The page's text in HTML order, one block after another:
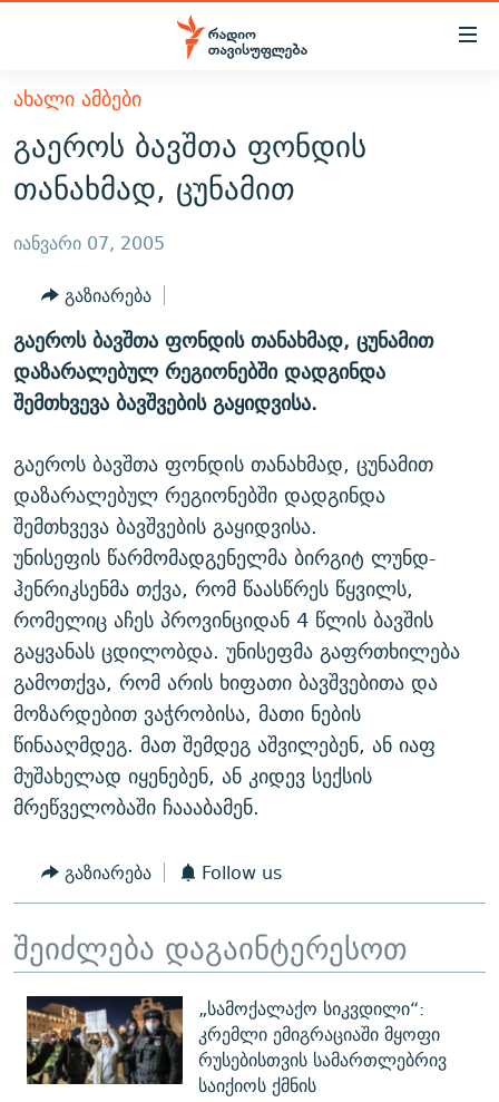
Accessibility
მთავარ
შინაარსზე
დაბრუნება
მთავარ
დაბრუნება
ძიებაზე
დაბრუნება
ᲐᲮᲐᲚᲘ ᲐᲛᲑᲔᲑᲘ
ᲗᲔᲛᲔᲑᲘ
ᲞᲝᲚᲘᲢᲘᲙᲐ
ᲔᲙᲝᲜᲝᲛᲘᲙᲐ
ᲡᲐᲖᲝᲒᲐᲓᲝᲔᲑᲐ
ᲡᲞᲝᲠᲢᲘ
ᲕᲘᲓᲔᲝ
ᲑᲚᲝᲒᲔᲑᲘ
ᲞᲝᲓᲙᲐᲡᲢᲔᲑᲘ
ᲜᲘᲙᲝᲡ ᲞᲝᲓᲙᲐᲡᲢᲘ
60 ᲓᲔᲪᲘᲑᲔᲚᲘ
ᲓᲘᲚᲘᲡ ᲡᲐᲣᲑᲠᲔᲑᲘ
ᲛᲝᲚᲐᲞᲐᲠᲐᲙᲔ ᲢᲔᲥᲡᲢᲔᲑᲘ
ᲨᲘᲜ - ᲣᲪᲮᲝᲔᲗᲨᲘ
ᲚᲘᲢᲔᲠᲐᲢᲣᲠᲣᲚᲘ ᲬᲐᲮᲜᲐᲒᲔᲑᲘ
ᲐᲛᲔᲠᲘᲙᲣᲚᲘ ᲛᲝᲗᲮᲠᲝᲑᲐ
ᲘᲛᲞᲔᲠᲘᲐ ᲓᲐ ᲠᲐᲓᲘᲝ
ᲗᲐᲕᲘᲡᲣᲤᲚᲔᲑᲘᲡ ᲛᲝᲜᲘᲢᲝᲠᲘ
ᲤᲔᲜᲝᲕᲐᲜᲘ - 2.10
ᲗᲥᲕᲔᲜᲘ ᲞᲣᲑᲚᲘᲙᲐᲪᲘᲔᲑᲘ
ᲞᲠᲝᲔᲥᲢᲔᲑᲘ
ᲓᲐᲛᲝᲣᲙᲘᲓᲔᲑᲚᲝᲑᲘᲡ 100 ᲬᲔᲚᲘ
ᲩᲔᲛᲘ ᲡᲘᲙᲕᲓᲘᲚᲘᲡ ᲛᲘᲖᲔᲖᲘᲐ COVID-19
11 ᲬᲔᲚᲘ - 11 ᲐᲛᲑᲐᲕᲘ
ᲡᲐᲞᲐᲠᲚᲐᲛᲔᲜᲢᲝ ᲐᲠᲩᲔᲕᲜᲔᲑᲘᲡ ᲘᲡᲢᲝᲠᲘᲐ
ᲑᲐᲕᲨᲕᲔᲑᲘ ᲞᲠᲝᲡᲢᲘᲢᲣᲪᲘᲐᲨᲘ - ᲐᲛᲝᲣᲗᲥᲛᲔᲚᲘ ᲐᲛᲑᲐᲕᲘ
5 ᲐᲛᲑᲐᲕᲘ - 20 ᲘᲕᲜᲘᲡᲡ ᲓᲐᲨᲐᲕᲔᲑᲣᲚᲔᲑᲘ
ᲐᲒᲕᲘᲡᲢᲝᲡ ᲝᲛᲘ
ПРИВЕТ ᲙᲣᲚᲢᲣᲠᲐ
ЭХО КАВКАЗА
ᲒᲐᲛᲝᲘᲬᲔᲠᲔ
რთე/რთ-ის ყველა საიტი
ᲐᲮᲐᲚᲘ ᲐᲛᲑᲔᲑᲘ
გაეროს ბავშთა ფონდის
თანახმად, ცუნამით
იანვარი 07, 2005
გაზიარება
გაეროს ბავშთა ფონდის თანახმად, ცუნამით
დაზარალებულ რეგიონებში დადგინდა
შემთხვევა ბავშვების გაყიდვისა.
გაეროს ბავშთა ფონდის თანახმად, ცუნამით
დაზარალებულ რეგიონებში დადგინდა
შემთხვევა ბავშვების გაყიდვისა.
უნისეფის წარმომადგენელმა ბირგიტ ლუნდ-
ჰენრიკსენმა თქვა, რომ წაასწრეს წყვილს,
რომელიც აჩეს პროვინციდან 4 წლის ბავშის
გაყვანას ცდილობდა. უნისეფმა გაფრთხილება
გამოთქვა, რომ არის ხიფათი ბავშვებითა და
მოზარდებით ვაჭრობისა, მათი ნების
წინააღმდეგ. მათ შემდეგ აშვილებენ, ან იაფ
მუშახელად იყენებენ, ან კიდევ სექსის
მრეწველობაში ჩაააბამენ.
გაზიარება Follow us
შეიძლება დაგაინტერესოთ
„სამოქალაქო სიკვდილი“:
კრემლი ემიგრაციაში მყოფი
რუსებისთვის სამართლებრივ
საიქიოს ქმნის